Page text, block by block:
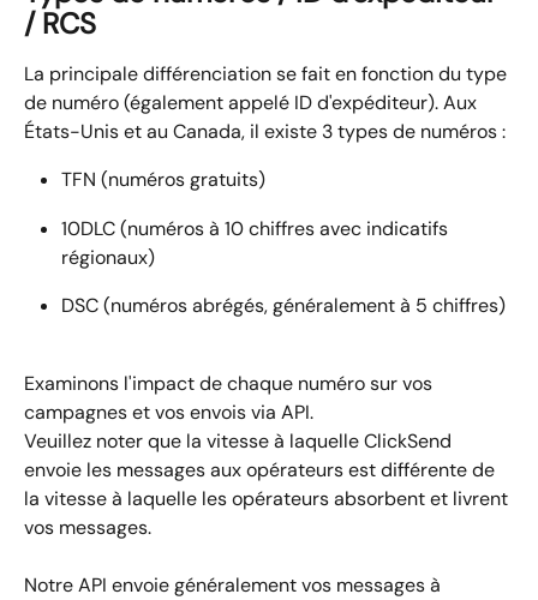
/ RCS
La principale différenciation se fait en fonction du type
de numéro (également appelé ID d'expéditeur). Aux
États-Unis et au Canada, il existe 3 types de numéros :
TFN (numéros gratuits)
10DLC (numéros à 10 chiffres avec indicatifs
régionaux)
DSC (numéros abrégés, généralement à 5 chiffres)
Examinons l'impact de chaque numéro sur vos
campagnes et vos envois via API.
Veuillez noter que la vitesse à laquelle ClickSend
envoie les messages aux opérateurs est différente de
la vitesse à laquelle les opérateurs absorbent et livrent
vos messages.
Notre API envoie généralement vos messages à